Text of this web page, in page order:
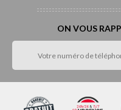
ON VOUS